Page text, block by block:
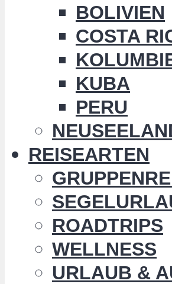
BOLIVIEN
COSTA
KUBA
PERU
REISEARTEN
ROADTRIPS
WELLNESS
URLAUB &